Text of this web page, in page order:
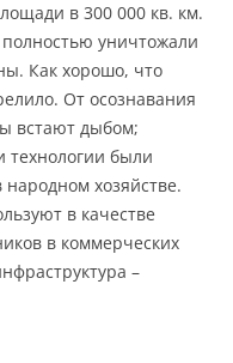
в 300 000 кв. км.
уничтожали
Как хорошо, что
От осознавания
встают дыбом;
технологии были
хозяйстве.
в качестве
в коммерческих
–